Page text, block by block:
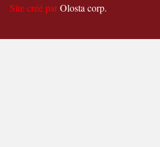
Site créé parOlosta corp.